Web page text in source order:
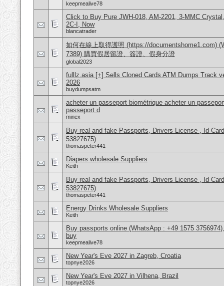
keepmealive78
Click to Buy Pure JWH-018, AM-2201, 3-MMC
2C-I, Now
blancatrader
如何在線上取得護照 (https://documentshome1.com)
7389) 購買假居留證、簽證、假身分證
global2023
fulllz.asia [+] Sells Cloned Cards ATM Dumps Track
2026
buydumpsatm
acheter un passeport biométrique acheter un
passeport d
minex
Buy real and fake Passports, Drivers License , Id
53827675)
thomaspeter441
Diapers wholesale Suppliers
Keith
Buy real and fake Passports, Drivers License , Id
53827675)
thomaspeter441
Energy Drinks Wholesale Suppliers
Keith
Buy passports online (WhatsApp : +49 1575
buy
keepmealive78
New Year's Eve 2027 in Zagreb, Croatia
topnye2026
New Year's Eve 2027 in Vilhena, Brazil
topnye2026